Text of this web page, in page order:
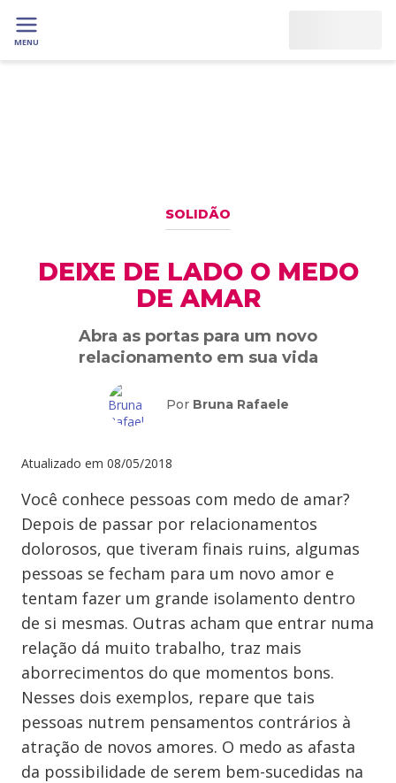
MENU
SOLIDÃO
DEIXE DE LADO O MEDO
DE AMAR
Abra as portas para um novo
relacionamento em sua vida
Por Bruna Rafaele
Atualizado em 08/05/2018
Você conhece pessoas com medo de amar?
Depois de passar por relacionamentos
dolorosos, que tiveram finais ruins, algumas
pessoas se fecham para um novo amor e
tentam fazer um grande isolamento dentro
de si mesmas. Outras acham que entrar numa
relação dá muito trabalho, traz mais
aborrecimentos do que momentos bons.
Nesses dois exemplos, repare que tais
pessoas nutrem pensamentos contrários à
atração de novos amores. O medo as afasta
da possibilidade de serem bem-sucedidas na